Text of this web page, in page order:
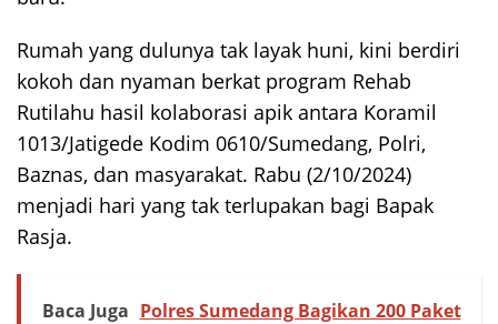
Rumah yang dulunya tak layak huni, kini berdiri
kokoh dan nyaman berkat program Rehab
Rutilahu hasil kolaborasi apik antara Koramil
1013/Jatigede Kodim 0610/Sumedang, Polri,
Baznas, dan masyarakat. Rabu (2/10/2024)
menjadi hari yang tak terlupakan bagi Bapak
Rasja.
Baca Juga Polres Sumedang Bagikan 200 Paket